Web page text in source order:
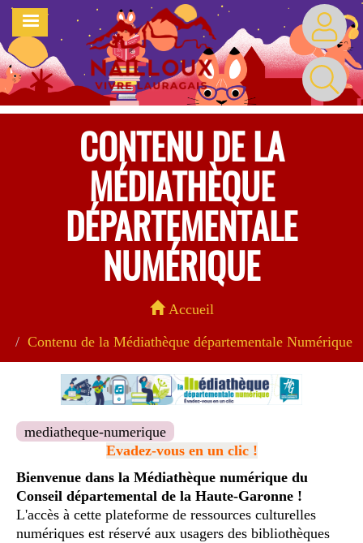
Aller
contenu
principal
MENU
CONTENU DE LA
MÉDIATHÈQUE
DÉPARTEMENTALE
NUMÉRIQUE
Accueil
Contenu de la Médiathèque départementale Numérique
mediatheque-numerique
Evadez-vous en un clic !
Bienvenue dans la Médiathèque numérique du
Conseil départemental de la Haute-Garonne !
L'accès à cette plateforme de ressources culturelles
numériques est réservé aux usagers des bibliothèques